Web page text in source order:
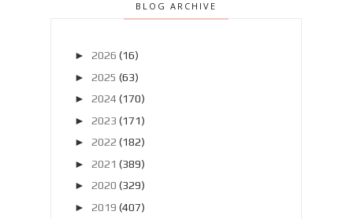
BLOG ARCHIVE
► 2026 (16)
► 2025 (63)
► 2024 (170)
► 2023 (171)
► 2022 (182)
► 2021 (389)
► 2020 (329)
► 2019 (407)